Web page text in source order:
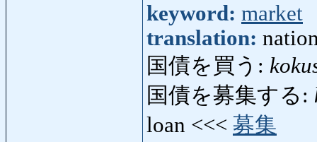
keyword: market
translation:
国債を買う:
国債を募集する:
loan <<< 募集